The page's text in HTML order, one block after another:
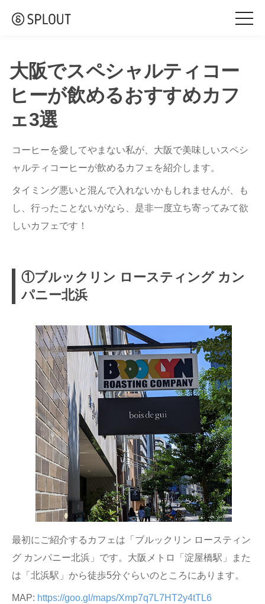
大阪でスペシャルティコー
ヒーが飲めるおすすめカフ
ェ3選
コーヒーを愛してやまない私が、大阪で美味しいスペシ
ャルティコーヒーが飲めるカフェを紹介します。
タイミング悪いと混んで入れないかもしれませんが、も
し、行ったことないがなら、是非一度立ち寄ってみて欲
しいカフェです！
①ブルックリン ロースティング カン
パニー北浜
最初にご紹介するカフェは「ブルックリン ロースティン
グ カンパニー北浜」です。大阪メトロ「淀屋橋駅」また
は「北浜駅」から徒歩5分ぐらいのところにあります。
MAP: https://goo.gl/maps/Xmp7q7L7HT2y4tTL6